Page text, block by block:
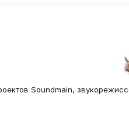
Soundmain,